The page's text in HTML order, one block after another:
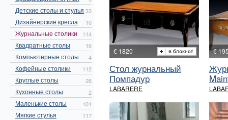
Детские столы и стулья 33
Дизайнерские кресла 10
Журнальные столики 114
Квадратные столы 16
Компьютерные столы 4
Кофейные столики 112
Круглые столы 26
Кухонные столы 2
Маленькие столы 101
Мягкие стулья 117
€ 1820
Стол журнальный
Помпадур
LABARERE
€